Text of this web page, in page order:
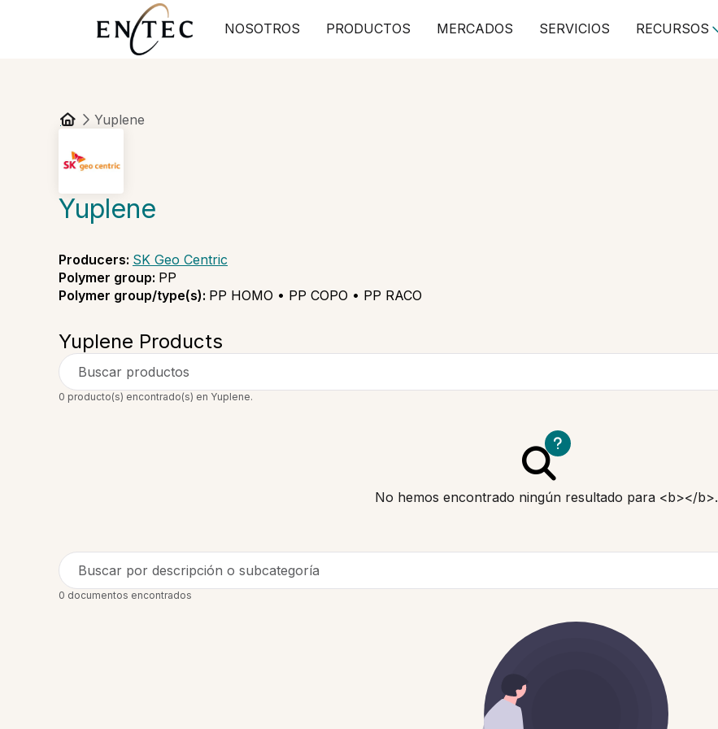
NOSOTROS PRODUCTOS MERCADOS SERVICIOS RECURSOS
Yuplene
Yuplene
Producers: SK Geo Centric
Polymer group: PP
Polymer group/type(s): PP HOMO • PP COPO • PP RACO
Yuplene Products
Buscar productos
0 producto(s) encontrado(s) en Yuplene.
No hemos encontrado ningún resultado para <b></b>.
Buscar por descripción o subcategoría
0 documentos encontrados